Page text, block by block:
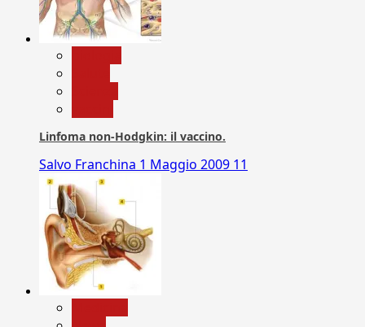
Linfoma non-Hodgkin: il vaccino.
Salvo Franchina 1 Maggio 2009 11